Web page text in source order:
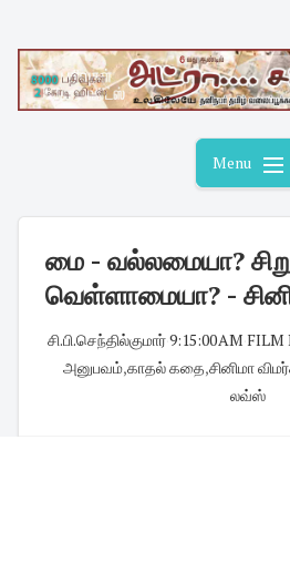
content
Menu
மை - வல்லமையா?
வெள்ளாமையா? -
சி.பி.செந்தில்குமார்·9:15:00 AM FILM
அனுபவம்,காதல் கதை,சினிமா
லவ்ஸ்